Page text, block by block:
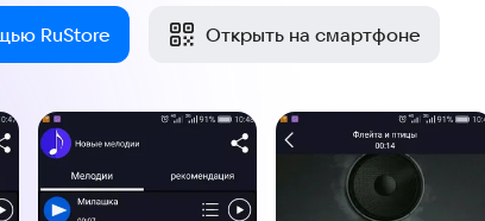
RuStore Открыть на смартфоне